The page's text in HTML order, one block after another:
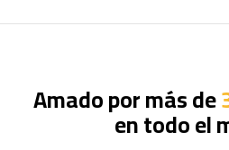
Amado por más de
en todo el